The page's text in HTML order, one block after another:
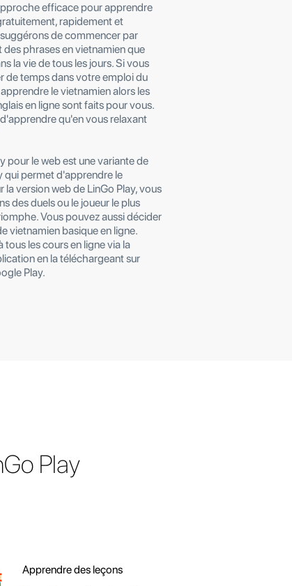
efficace pour apprendre
rapidement et
de commencer par
phrases en vietnamien que
la vie de tous les jours. Si vous
de temps dans votre emploi du
le vietnamien alors les
en ligne sont faits pour vous.
qu'en vous relaxant
pour le web est une variante de
qui permet d'apprendre le
la version web de LinGo Play, vous
des duels ou le joueur le plus
Vous pouvez aussi décider
vietnamien basique en ligne.
les cours en ligne via la
en la téléchargeant sur
Play.
Play
Apprendre des leçons